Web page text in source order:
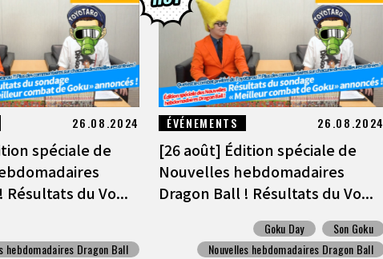
26.08.2024
spéciale de
Résultats du Vo...
hebdomadaires Dragon Ball
ÉVÉNEMENTS 26.08.2024
[26 août] Édition spéciale de
Nouvelles hebdomadaires
Dragon Ball ! Résultats du Vo...
Goku Day
Son Goku
Nouvelles hebdomadaires Dragon Ball